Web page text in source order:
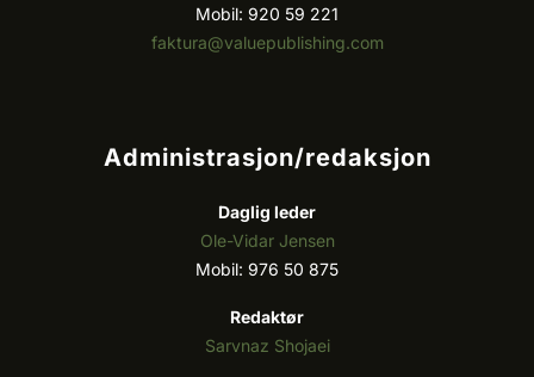
Mobil: 920 59 221
faktura@valuepublishing.com
Administrasjon/redaksjon
Daglig leder
Ole-Vidar Jensen
Mobil: 976 50 875
Redaktør
Sarvnaz Shojaei